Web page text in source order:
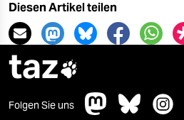
Diesen Artikel teilen
taz
Folgen Sie uns